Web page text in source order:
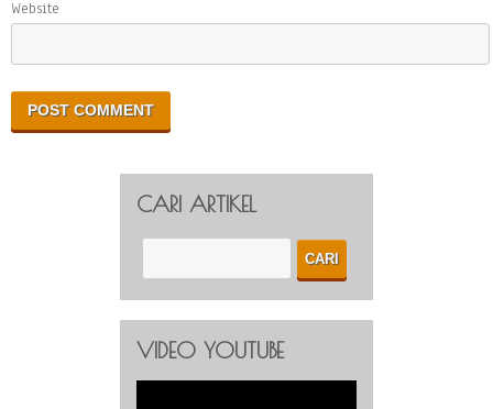
Website
CARI ARTIKEL
VIDEO YOUTUBE